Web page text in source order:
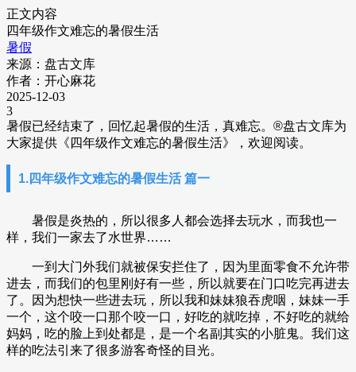
正文内容
四年级作文难忘的暑假生活
暑假
来源：盘古文库
作者：开心麻花
2025-12-03
3
暑假已经结束了，回忆起暑假的生活，真难忘。 ®盘古文库为
大家提供《四年级作文难忘的暑假生活》，欢迎阅读。
1.四年级作文难忘的暑假生活 篇一
暑假是炎热的，所以很多人都会选择去玩水，而我也一
样，我们一家去了水世界……
一到大门外我们就被保安拦住了，因为里面零食不允许带
进去，而我们的包里刚好有一些，所以就要在门口吃完再进去
了。因为想快一些进去玩，所以我和妹妹狼吞虎咽，妹妹一手
一个，这个咬一口那个咬一口，好吃的就吃掉，不好吃的就给
妈妈，吃的脸上到处都是，是一个名副其实的小脏鬼。我们这
样的吃法引来了很多游客奇怪的目光。